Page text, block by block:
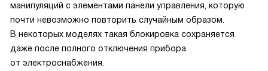
манипуляций с элементами панели управления, которую
почти невозможно повторить случайным образом.
В некоторых моделях такая блокировка сохраняется
даже после полного отключения прибора
от электроснабжения.